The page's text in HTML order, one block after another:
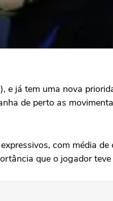
já tem uma nova
de perto as
com média
que o jogador teve